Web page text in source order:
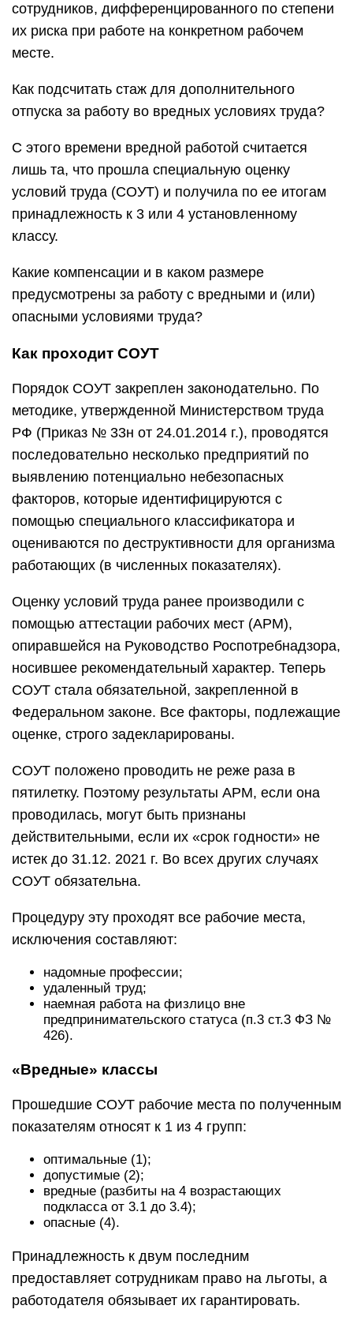
сотрудников, дифференцированного по степени
их риска при работе на конкретном рабочем
месте.
Как подсчитать стаж для дополнительного
отпуска за работу во вредных условиях труда?
С этого времени вредной работой считается
лишь та, что прошла специальную оценку
условий труда (СОУТ) и получила по ее итогам
принадлежность к 3 или 4 установленному
классу.
Какие компенсации и в каком размере
предусмотрены за работу с вредными и (или)
опасными условиями труда?
Как проходит СОУТ
Порядок СОУТ закреплен законодательно. По
методике, утвержденной Министерством труда
РФ (Приказ № 33н от 24.01.2014 г.), проводятся
последовательно несколько предприятий по
выявлению потенциально небезопасных
факторов, которые идентифицируются с
помощью специального классификатора и
оцениваются по деструктивности для организма
работающих (в численных показателях).
Оценку условий труда ранее производили с
помощью аттестации рабочих мест (АРМ),
опиравшейся на Руководство Роспотребнадзора,
носившее рекомендательный характер. Теперь
СОУТ стала обязательной, закрепленной в
Федеральном законе. Все факторы, подлежащие
оценке, строго задекларированы.
СОУТ положено проводить не реже раза в
пятилетку. Поэтому результаты АРМ, если она
проводилась, могут быть признаны
действительными, если их «срок годности» не
истек до 31.12. 2021 г. Во всех других случаях
СОУТ обязательна.
Процедуру эту проходят все рабочие места,
исключения составляют:
надомные профессии;
удаленный труд;
наемная работа на физлицо вне
предпринимательского статуса (п.3 ст.3 ФЗ №
426).
«Вредные» классы
Прошедшие СОУТ рабочие места по полученным
показателям относят к 1 из 4 групп:
оптимальные (1);
допустимые (2);
вредные (разбиты на 4 возрастающих
подкласса от 3.1 до 3.4);
опасные (4).
Принадлежность к двум последним
предоставляет сотрудникам право на льготы, а
работодателя обязывает их гарантировать.